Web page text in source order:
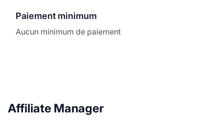
Paiement minimum
Aucun minimum de paiement
Affiliate Manager